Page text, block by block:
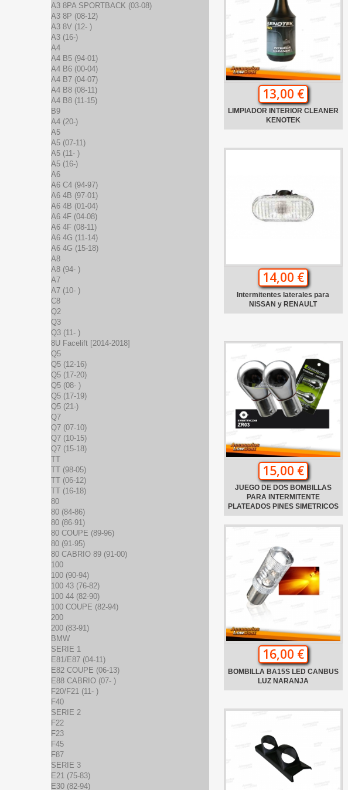
A3 8PA SPORTBACK (03-08)
A3 8P (08-12)
A3 8V (12- )
A3 (16-)
A4
A4 B5 (94-01)
A4 B6 (00-04)
A4 B7 (04-07)
A4 B8 (08-11)
A4 B8 (11-15)
B9
A4 (20-)
A5
A5 (07-11)
A5 (11- )
A5 (16-)
A6
A6 C4 (94-97)
A6 4B (97-01)
A6 4B (01-04)
A6 4F (04-08)
A6 4F (08-11)
A6 4G (11-14)
A6 4G (15-18)
A8
A8 (94- )
A7
A7 (10- )
C8
Q2
Q3
Q3 (11- )
8U Facelift [2014-2018]
Q5
Q5 (12-16)
Q5 (17-20)
Q5 (08- )
Q5 (17-19)
Q5 (21-)
Q7
Q7 (07-10)
Q7 (10-15)
Q7 (15-18)
TT
TT (98-05)
TT (06-12)
TT (16-18)
80
80 (84-86)
80 (86-91)
80 COUPE (89-96)
80 (91-95)
80 CABRIO 89 (91-00)
100
100 (90-94)
100 43 (76-82)
100 44 (82-90)
100 COUPE (82-94)
200
200 (83-91)
BMW
SERIE 1
E81/E87 (04-11)
E82 COUPE (06-13)
E88 CABRIO (07- )
F20/F21 (11- )
F40
SERIE 2
F22
F23
F45
F87
SERIE 3
E21 (75-83)
E30 (82-94)
13,00 €
LIMPIADOR INTERIOR CLEANER
KENOTEK
14,00 €
Intermitentes laterales para
NISSAN y RENAULT
15,00 €
JUEGO DE DOS BOMBILLAS
PARA INTERMITENTE
PLATEADOS PINES SIMETRICOS
16,00 €
BOMBILLA BA15S LED CANBUS
LUZ NARANJA